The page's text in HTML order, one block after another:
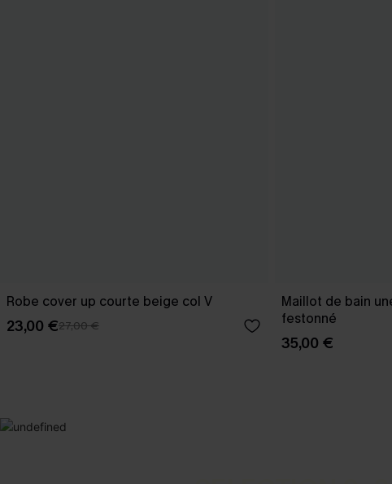
Robe cover up courte beige col V
23,00 €27,00 €
Maillot de bain
festonné
35,00 €